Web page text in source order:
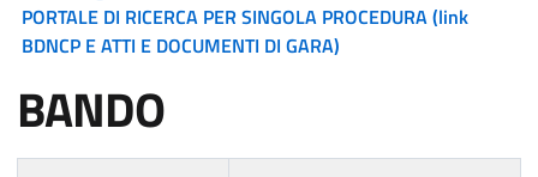
PORTALE DI RICERCA PER SINGOLA PROCEDURA (link
BDNCP E ATTI E DOCUMENTI DI GARA)
BANDO